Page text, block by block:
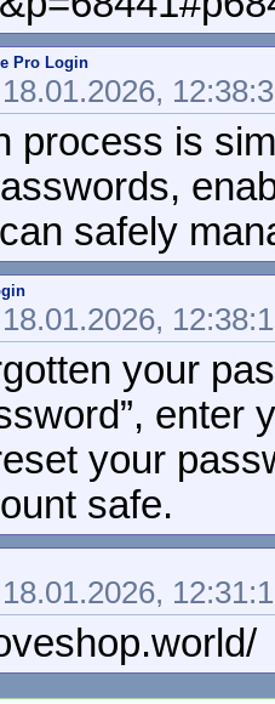
Pro Login
process is
safely
your
your
safe.